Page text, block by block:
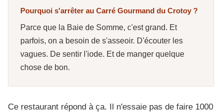
Pourquoi s'arrêter au Carré Gourmand du Crotoy ?
Parce que la Baie de Somme, c'est grand. Et
parfois, on a besoin de s'asseoir. D'écouter les
vagues. De sentir l'iode. Et de manger quelque
chose de bon.
Ce restaurant répond à ça. Il n'essaie pas de faire 1000